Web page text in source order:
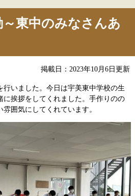
～東中のみなさんあ
掲載日：2023年10月6日更新
いました。今日は宇美東中学校の生
に挨拶をしてくれました。手作りのの
囲気にしてくれています。